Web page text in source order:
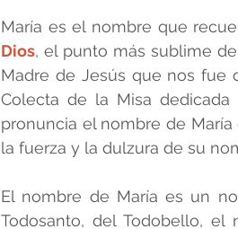
ALFABETO FAMILIAR
BEATOS Y SANTOS
María es el nombre que
Dios, el punto más sublime
Madre de Jesús que nos fue
Colecta de la Misa
pronuncia el nombre de
la fuerza y la dulzura de su
El nombre de María es un
Todosanto, del Todobello,